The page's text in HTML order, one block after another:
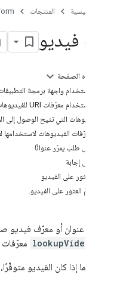
الصفحة الرئيسية المنتجات
جلب فيديو
على هذه الصفحة
كيفية استخدام واجهة برمجة
كيفية استخدام معرّفات URI للفيديوهات المعروضة
الفيديوهات التي تتيح الوصول إلى
حفظ معرّفات الفيديوهات لاستخدامها
مثال على طلب يمرّر عنوانًا
مثال على إجابة
تم العثور على الفيديو
لم يتمّ العثور على الفيديو.
عند توفّر عنوان أو معرّف
lookupVideo معرّفات URI إلا عندما تكون Google قد أنشأت فيديو لهذا الموقع الجغرافي.
للتحقّق مما إذا كان الفيديو